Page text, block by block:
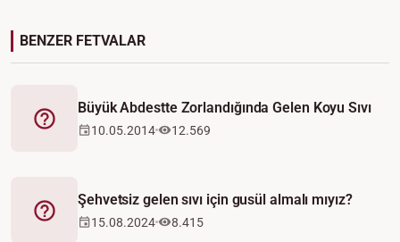
BENZER FETVALAR
Fetva
Büyük Abdestte Zorlandığında Gelen Koyu Sıvı
10.05.2014 12.569
Fetva
Şehvetsiz gelen sıvı için gusül almalı mıyız?
15.08.2024 8.415